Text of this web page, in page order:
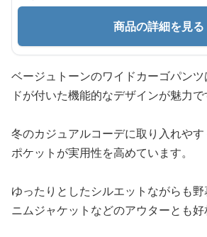
商品の詳細を見る
ベージュトーンのワイドカーゴパン
ドが付いた機能的なデザインが魅力で
冬のカジュアルコーデに取り入れや
ポケットが実用性を高めています。
ゆったりとしたシルエットながらも
ニムジャケットなどのアウターとも好